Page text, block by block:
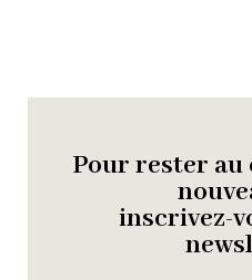
Pour rester au
inscrivez-